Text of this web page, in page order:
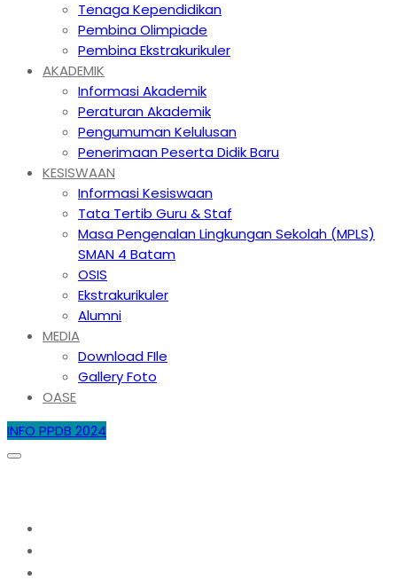
Tenaga Kependidikan
Pembina Olimpiade
Pembina Ekstrakurikuler
AKADEMIK
Informasi Akademik
Peraturan Akademik
Pengumuman Kelulusan
Penerimaan Peserta Didik Baru
KESISWAAN
Informasi Kesiswaan
Tata Tertib Guru & Staf
Masa Pengenalan Lingkungan Sekolah (MPLS)
SMAN 4 Batam
OSIS
Ekstrakurikuler
Alumni
MEDIA
Download FIle
Gallery Foto
OASE
INFO PPDB 2024